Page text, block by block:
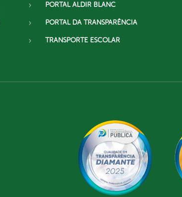
PORTAL ALDIR BLANC
PORTAL DA TRANSPARÊNCIA
TRANSPORTE ESCOLAR